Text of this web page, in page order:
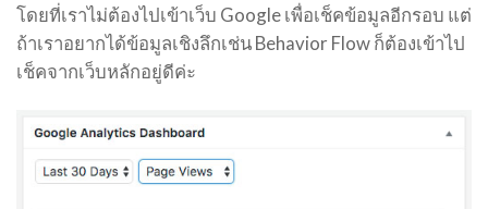
โดยที่เราไม่ต้องไปเข้าเว็บ Google เพื่อเช็คข้อมูลอีกรอบ แต่
ถ้าเราอยากได้ข้อมูลเชิงลึกเช่น Behavior Flow ก็ต้องเข้าไป
เช็คจากเว็บหลักอยู่ดีค่ะ